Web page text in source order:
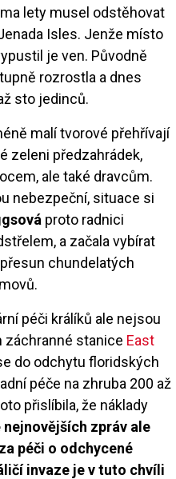
lety musel odstěhovat
Isles. Jenže místo
je ven. Původně
rozrostla a dnes
sto jedinců.
malí tvorové přehřívají
zeleni předzahrádek,
ale také dravcům.
nebezpeční, situace si
proto radnici
a začala vybírat
chundelatých
péči králíků ale nejsou
záchranné stanice East
do odchytu floridských
péče na zhruba 200 až
přislíbila, že náklady
nejnovějších zpráv ale
péči o odchycené
invaze je v tuto chvíli